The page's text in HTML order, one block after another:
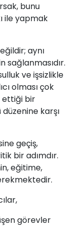
bunu
ile yapmak
aynı
sağlanmasıdır.
ve işsizlikle
olması çok
ettiği bir
karşı
geçiş,
bir adımdır.
eğitime,
görevler